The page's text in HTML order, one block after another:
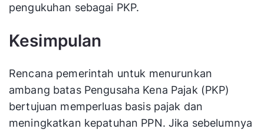
pengukuhan sebagai PKP.
Kesimpulan
Rencana pemerintah untuk menurunkan
ambang batas Pengusaha Kena Pajak (PKP)
bertujuan memperluas basis pajak dan
meningkatkan kepatuhan PPN. Jika sebelumnya